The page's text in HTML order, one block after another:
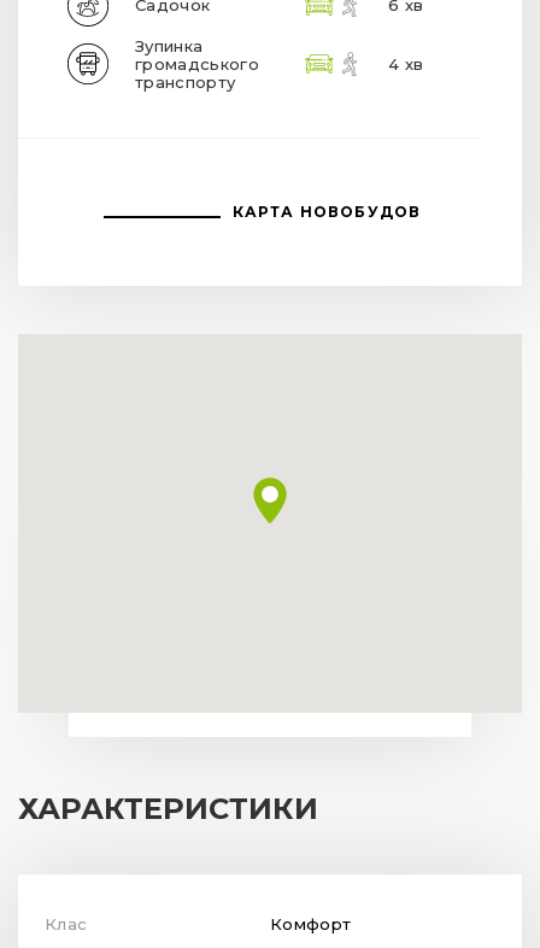
Садочок 6 хв
Зупинка
громадського
транспорту
4 хв
КАРТА НОВОБУДОВ
ХАРАКТЕРИСТИКИ
Клас Комфорт